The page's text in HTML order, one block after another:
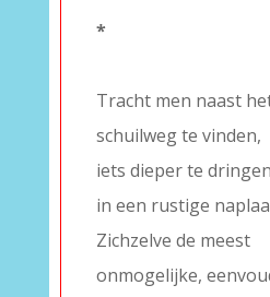
*
Tracht men naast
schuilweg te vinden,
iets dieper te dringen
in een rustige
Zichzelve de meest
onmogelijke,